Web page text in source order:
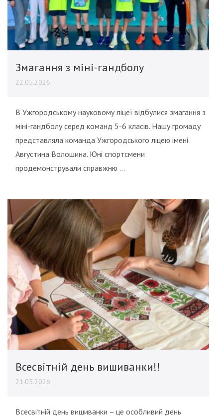
Змагання з міні-гандболу
22.05.2026
В Ужгородському науковому ліцеї відбулися змагання з
міні-гандболу серед команд 5-6 класів. Нашу громаду
представляла команда Ужгородського ліцею імені
Августина Волошина. Юні спортсмени
продемонстрували справжню …
Всесвітній день вишиванки!!
21.05.2026
Всесвітній день вишиванки – це особливий день